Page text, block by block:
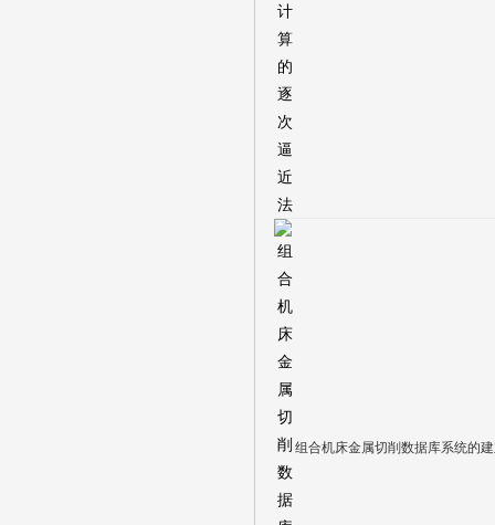
组合机床金属切削数据库系统的